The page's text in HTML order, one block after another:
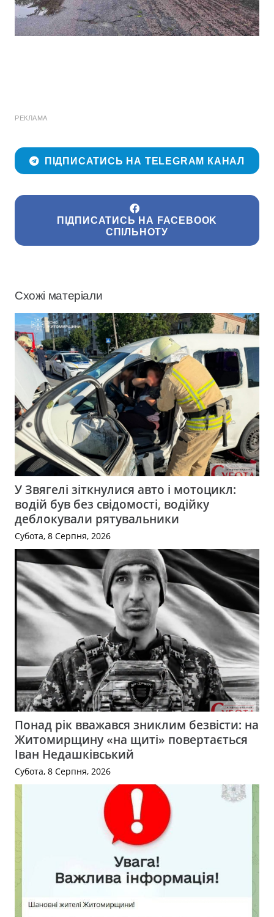
РЕКЛАМА
ПІДПИСАТИСЬ НА TELEGRAM КАНАЛ
ПІДПИСАТИСЬ НА FACEBOOK
СПІЛЬНОТУ
Схожі матеріали
У Звягелі зіткнулися авто і мотоцикл:
водій був без свідомості, водійку
деблокували рятувальники
Субота, 8 Серпня, 2026
Понад рік вважався зниклим безвісти: на
Житомирщину «на щиті» повертається
Іван Недашківський
Субота, 8 Серпня, 2026